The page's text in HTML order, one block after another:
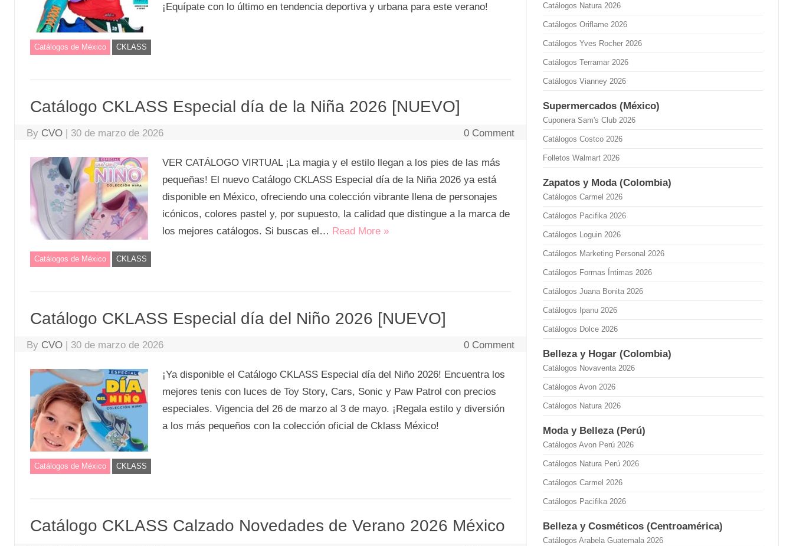
¡Equípate con lo último en tendencia deportiva y urbana para este verano!
Catálogos de México CKLASS
Catálogo CKLASS Especial día de la Niña 2026 [NUEVO]
By CVO | 30 de marzo de 2026 0 Comment
VER CATÁLOGO VIRTUAL ¡La magia y el estilo llegan a los pies de las más
pequeñas! El nuevo Catálogo CKLASS Especial día de la Niña 2026 ya está
disponible en México, ofreciendo una colección vibrante llena de personajes
icónicos, colores pastel y, por supuesto, la calidad que distingue a la marca de
los mejores catálogos. Si buscas el… Read More »
Catálogos de México CKLASS
Catálogo CKLASS Especial día del Niño 2026 [NUEVO]
By CVO | 30 de marzo de 2026 0 Comment
¡Ya disponible el Catálogo CKLASS Especial día del Niño 2026! Encuentra los
mejores tenis con luces de Toy Story, Cars, Sonic y Paw Patrol con precios
especiales. Vigencia del 26 de marzo al 3 de mayo. ¡Regala estilo y diversión
a los más pequeños con la colección oficial de Cklass México!
Catálogos de México CKLASS
Catálogo CKLASS Calzado Novedades de Verano 2026 México
Catálogos Natura 2026
Catálogos Oriflame 2026
Catálogos Yves Rocher 2026
Catálogos Terramar 2026
Catálogos Vianney 2026
Supermercados (México)
Cuponera Sam's Club 2026
Catálogos Costco 2026
Folletos Walmart 2026
Zapatos y Moda (Colombia)
Catálogos Carmel 2026
Catálogos Pacifika 2026
Catálogos Loguin 2026
Catálogos Marketing Personal 2026
Catálogos Formas Íntimas 2026
Catálogos Juana Bonita 2026
Catálogos Ipanu 2026
Catálogos Dolce 2026
Belleza y Hogar (Colombia)
Catálogos Novaventa 2026
Catálogos Avon 2026
Catálogos Natura 2026
Moda y Belleza (Perú)
Catálogos Avon Perú 2026
Catálogos Natura Perú 2026
Catálogos Carmel 2026
Catálogos Pacifika 2026
Belleza y Cosméticos (Centroamérica)
Catálogos Arabela Guatemala 2026